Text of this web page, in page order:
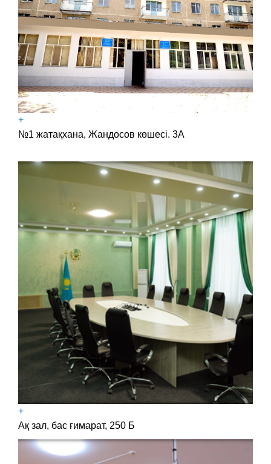
+
№1 жатақхана, Жандосов көшесі. 3А
+
Ақ зал, бас ғимарат, 250 Б